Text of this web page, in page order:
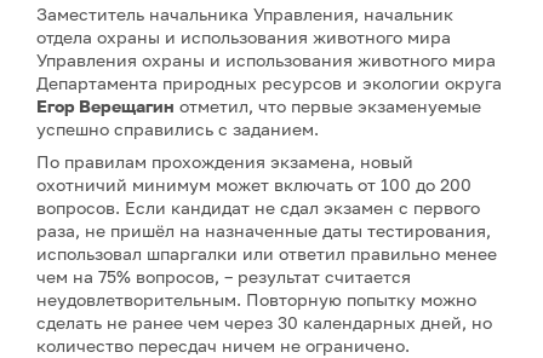
Заместитель начальника Управления, начальник
отдела охраны и использования животного мира
Управления охраны и использования животного мира
Департамента природных ресурсов и экологии округа
Егор Верещагин отметил, что первые экзаменуемые
успешно справились с заданием.
По правилам прохождения экзамена, новый
охотничий минимум может включать от 100 до 200
вопросов. Если кандидат не сдал экзамен с первого
раза, не пришёл на назначенные даты тестирования,
использовал шпаргалки или ответил правильно менее
чем на 75% вопросов, – результат считается
неудовлетворительным. Повторную попытку можно
сделать не ранее чем через 30 календарных дней, но
количество пересдач ничем не ограничено.